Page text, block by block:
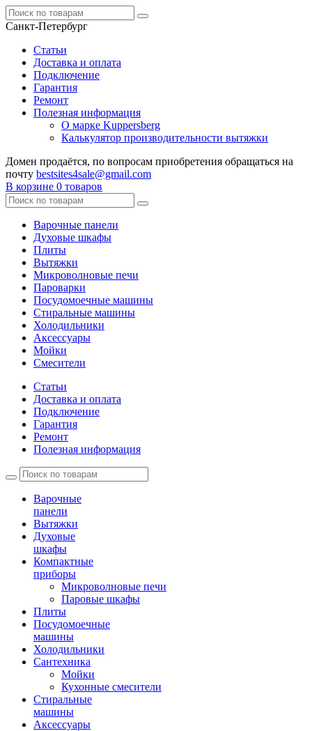
Санкт-Петербург
Статьи
Доставка и оплата
Подключение
Гарантия
Ремонт
Полезная информация
О марке Kuppersberg
Калькулятор производительности вытяжки
Домен продаётся, по вопросам приобретения обращаться на
почту bestsites4sale@gmail.com
В корзине 0 товаров
Варочные панели
Духовые шкафы
Плиты
Вытяжки
Микроволновые печи
Пароварки
Посудомоечные машины
Стиральные машины
Холодильники
Аксессуары
Мойки
Cмесители
Статьи
Доставка и оплата
Подключение
Гарантия
Ремонт
Полезная информация
Варочные
панели
Вытяжки
Духовые
шкафы
Компактные
приборы
Микроволновые печи
Паровые шкафы
Плиты
Посудомоечные
машины
Холодильники
Сантехника
Мойки
Кухонные смесители
Стиральные
машины
Аксессуары